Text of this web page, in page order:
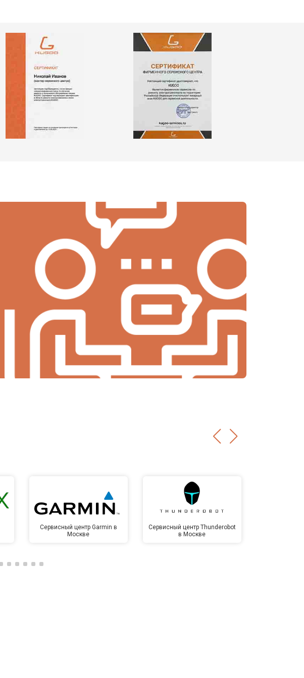
Сервисный центр Garmin в
Москве
Сервисный центр Thunderobot
в Москве